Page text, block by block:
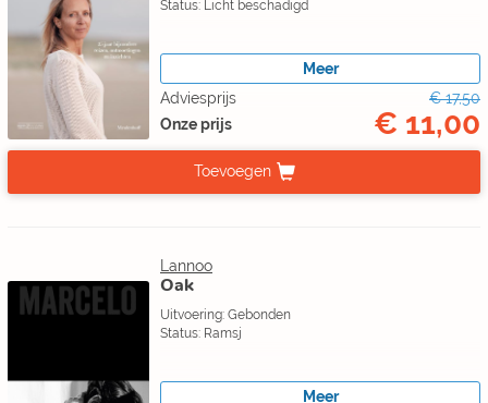
Status: Licht beschadigd
Meer
Adviesprijs
€ 17,50
Onze prijs
€ 11,00
Toevoegen
Lannoo
Oak
Uitvoering: Gebonden
Status: Ramsj
Meer